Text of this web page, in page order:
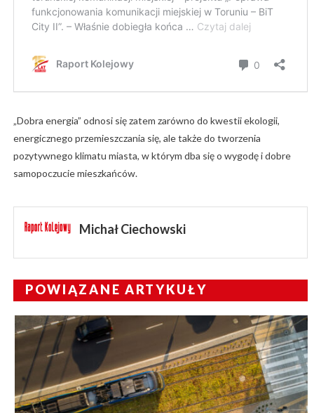
„Dobra energia” odnosi się zatem zarówno do kwestii ekologii,
energicznego przemieszczania się, ale także do tworzenia
pozytywnego klimatu miasta, w którym dba się o wygodę i dobre
samopoczucie mieszkańców.
Michał Ciechowski
POWIĄZANE ARTYKUŁY